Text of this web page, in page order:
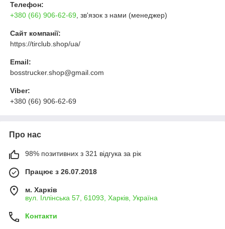
Телефон:
+380 (66) 906-62-69 , зв'язок з нами (менеджер)
Сайт компанії:
https://tirclub.shop/ua/
Email:
bosstrucker.shop@gmail.com
Viber:
+380 (66) 906-62-69
Про нас
98% позитивних з 321 відгука за рік
Працює з 26.07.2018
м. Харків
вул. Іллінська 57, 61093, Харків, Україна
Контакти